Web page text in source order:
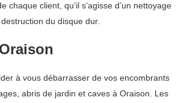
chaque client, qu’il s’agisse d’un nettoyage
du disque dur.
à vous débarrasser de vos encombrants
abris de jardin et caves à Oraison. Les